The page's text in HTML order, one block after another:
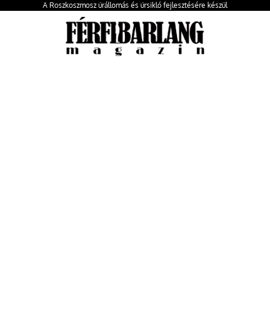
A Roszkoszmosz űrállomás és űrsikló fejlesztésére készül